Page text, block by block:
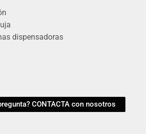
dispensadoras
CONTACTA con nosotros